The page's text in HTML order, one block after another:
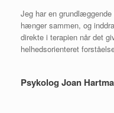
Jeg har en
hænger sammen, og
direkte i terapien når det
helhedsorienteret
Psykolog Joan